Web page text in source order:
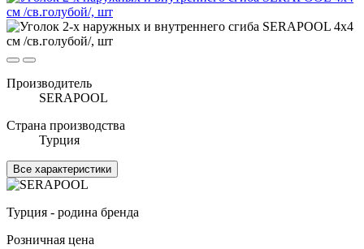
Производитель
SERAPOOL
Страна производства
Турция
Все характеристики
Турция - родина бренда
Розничная цена